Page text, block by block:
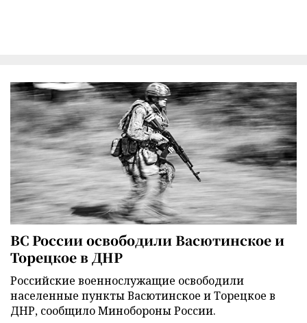
ВС России освободили Васютинское и
Торецкое в ДНР
Российские военнослужащие освободили
населенные пункты Васютинское и Торецкое в
ДНР, сообщило Минобороны России.